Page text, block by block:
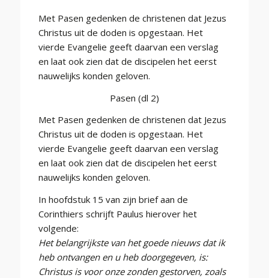
Met Pasen gedenken de christenen dat Jezus
Christus uit de doden is opgestaan. Het
vierde Evangelie geeft daarvan een verslag
en laat ook zien dat de discipelen het eerst
nauwelijks konden geloven.
Pasen (dl 2)
Met Pasen gedenken de christenen dat Jezus
Christus uit de doden is opgestaan. Het
vierde Evangelie geeft daarvan een verslag
en laat ook zien dat de discipelen het eerst
nauwelijks konden geloven.
In hoofdstuk 15 van zijn brief aan de
Corinthiers schrijft Paulus hierover het
volgende:
Het belangrijkste van het goede nieuws dat ik
heb ontvangen en u heb doorgegeven, is:
Christus is voor onze zonden gestorven, zoals